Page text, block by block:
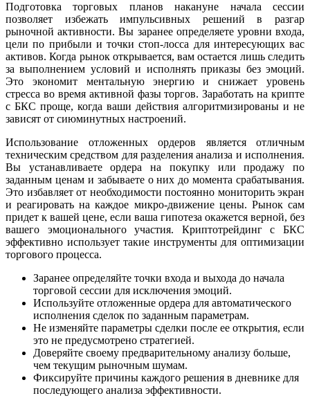
Подготовка торговых планов накануне начала сессии
позволяет избежать импульсивных решений в разгар
рыночной активности. Вы заранее определяете уровни входа,
цели по прибыли и точки стоп-лосса для интересующих вас
активов. Когда рынок открывается, вам остается лишь следить
за выполнением условий и исполнять приказы без эмоций.
Это экономит ментальную энергию и снижает уровень
стресса во время активной фазы торгов. Заработать на крипте
с БКС проще, когда ваши действия алгоритмизированы и не
зависят от сиюминутных настроений.
Использование отложенных ордеров является отличным
техническим средством для разделения анализа и исполнения.
Вы устанавливаете ордера на покупку или продажу по
заданным ценам и забываете о них до момента срабатывания.
Это избавляет от необходимости постоянно мониторить экран
и реагировать на каждое микро-движение цены. Рынок сам
придет к вашей цене, если ваша гипотеза окажется верной, без
вашего эмоционального участия. Криптотрейдинг с БКС
эффективно использует такие инструменты для оптимизации
торгового процесса.
Заранее определяйте точки входа и выхода до начала
торговой сессии для исключения эмоций.
Используйте отложенные ордера для автоматического
исполнения сделок по заданным параметрам.
Не изменяйте параметры сделки после ее открытия, если
это не предусмотрено стратегией.
Доверяйте своему предварительному анализу больше,
чем текущим рыночным шумам.
Фиксируйте причины каждого решения в дневнике для
последующего анализа эффективности.